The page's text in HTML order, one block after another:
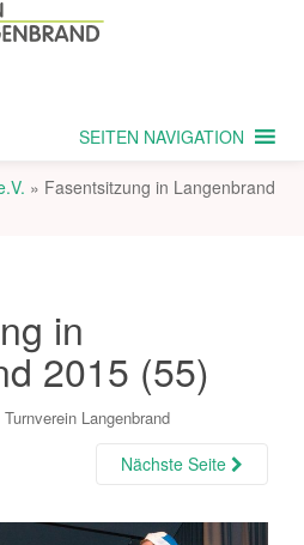
SEITEN NAVIGATION
» Fasentsitzung in Langenbrand
in
2015 (55)
Turnverein Langenbrand
Nächste Seite